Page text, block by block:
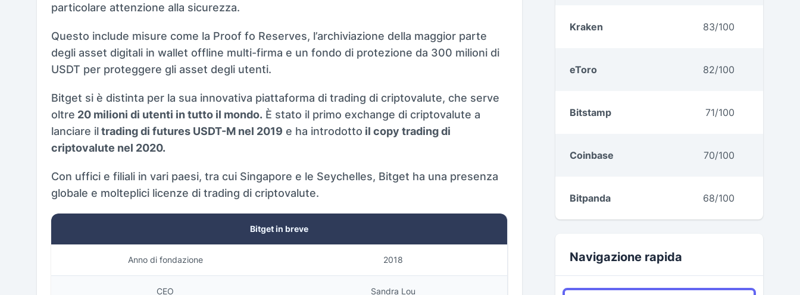
particolare attenzione alla sicurezza.
Questo include misure come la Proof fo Reserves, l’archiviazione della maggior parte
degli asset digitali in wallet offline multi-firma e un fondo di protezione da 300 milioni di
USDT per proteggere gli asset degli utenti.
Bitget si è distinta per la sua innovativa piattaforma di trading di criptovalute, che serve
oltre 20 milioni di utenti in tutto il mondo. È stato il primo exchange di criptovalute a
lanciare iltrading di futures USDT-M nel 2019 e ha introdotto il copy trading di
criptovalute nel 2020.
Con uffici e filiali in vari paesi, tra cui Singapore e le Seychelles, Bitget ha una presenza
globale e molteplici licenze di trading di criptovalute.
Bitget in breve
Anno di fondazione 2018
CEO Sandra Lou
Kraken 83/100
eToro 82/100
Bitstamp 71/100
Coinbase 70/100
Bitpanda 68/100
Navigazione rapida